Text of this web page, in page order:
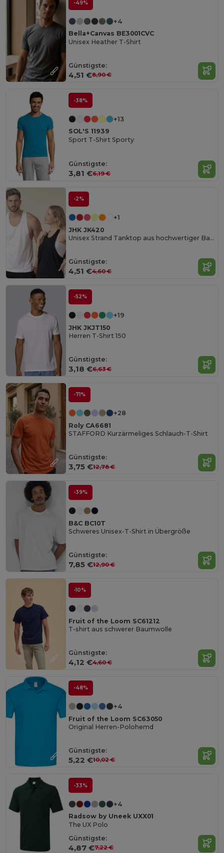
-49%
+4
Bella+Canvas BE3001CVC
Unisex Heather T-Shirt
Günstigste:
4,51 €8,90 €
-38%
+13
SOL'S 11939
Sport T-Shirt Sporty
Günstigste:
3,81 €6,19 €
-2%
+1
JHK JK420
Unisex Strand Tanktop aus hochwertiger Baumwolle
Günstigste:
4,51 €4,60 €
-52%
+19
JHK JKJT150
Herren T-Shirt 150
Günstigste:
3,18 €6,63 €
-71%
+28
Roly CA6681
STAFFORD Kurzärmeliges Schlauch-T-Shirt
Günstigste:
3,75 €12,78 €
-39%
B&C BC10T
Schweres Unisex-T-Shirt in Übergröße
Günstigste:
7,85 €12,90 €
-10%
Fruit of the Loom SC61212
T-shirt aus schwerer Baumwolle
Günstigste:
4,12 €4,60 €
-48%
+4
Fruit of the Loom SC63050
Original Herren-Polohemd
Günstigste:
5,22 €10,02 €
-33%
+4
Radsow by Uneek UXX01
The UX Polo
Günstigste:
4,87 €7,22 €